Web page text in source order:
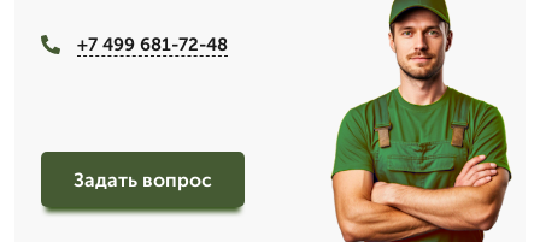
+7 499 681-72-48
Задать вопрос